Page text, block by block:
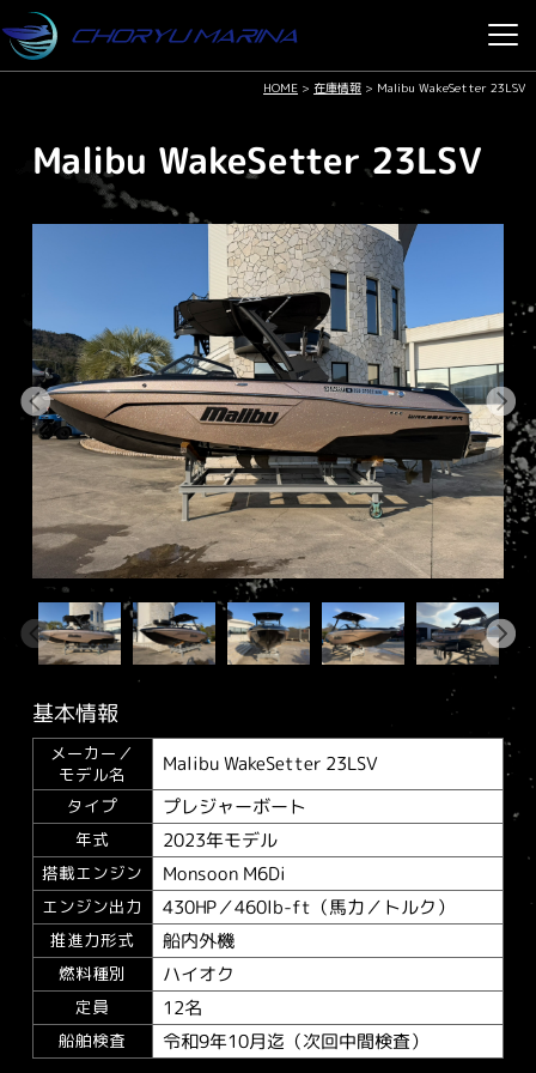
HOME > 在庫情報 > Malibu WakeSetter 23LSV
Malibu WakeSetter 23LSV
基本情報
メーカー／
モデル名
Malibu WakeSetter 23LSV
タイプ プレジャーボート
年式 2023年モデル
搭載エンジン Monsoon M6Di
エンジン出力 430HP／460lb-ft（馬力／トルク）
推進力形式 船内外機
燃料種別 ハイオク
定員 12名
船舶検査 令和9年10月迄（次回中間検査）